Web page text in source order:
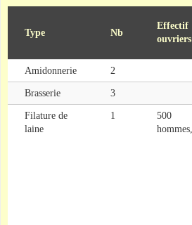
Type Nb
Effectif
ouvriers
Amidonnerie 2
Brasserie 3
Filature de
laine
1
500
hommes,